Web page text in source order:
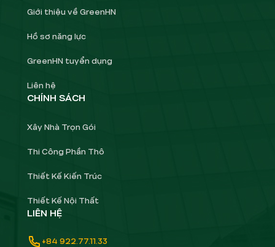
Giới thiệu về GreenHN
Hồ sơ năng lực
GreenHN tuyển dụng
Liên hệ
CHÍNH SÁCH
Xây Nhà Trọn Gói
Thi Công Phần Thô
Thiết Kế Kiến Trúc
Thiết Kế Nội Thất
LIÊN HỆ
+84 922.77.11.33